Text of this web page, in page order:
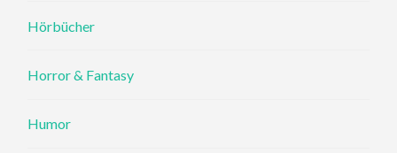
Hörbücher
Horror & Fantasy
Humor